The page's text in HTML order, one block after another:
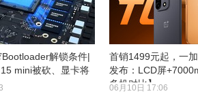
解锁条件|
mini被砍、显卡将
首销1499元起，一
发布：LCD屏
多机对比】
06月10日 17:06